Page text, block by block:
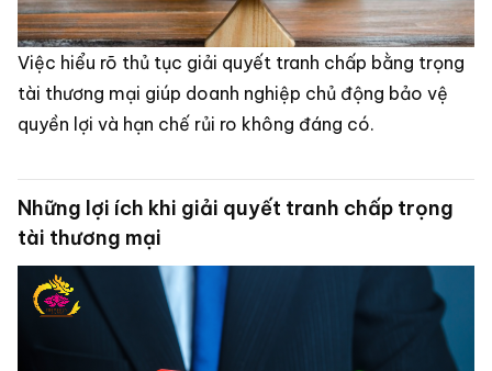
Việc hiểu rõ thủ tục giải quyết tranh chấp bằng trọng
tài thương mại giúp doanh nghiệp chủ động bảo vệ
quyền lợi và hạn chế rủi ro không đáng có.
Những lợi ích khi giải quyết tranh chấp trọng
tài thương mại